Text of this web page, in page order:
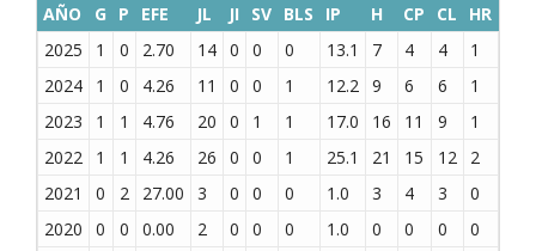
AÑO G P EFE JL JI SV BLS IP H CP CL HR
2025
1 0 2.70 14 0 0 0 13.1 7 4 4 1
2024
1 0 4.26 11 0 0 1 12.2 9 6 6 1
2023
1 1 4.76 20 0 1 1 17.0 16 11 9 1
2022
1 1 4.26 26 0 0 1 25.1 21 15 12 2
2021
0 2 27.00 3 0 0 0 1.0 3 4 3 0
2020
0 0 0.00 2 0 0 0 1.0 0 0 0 0